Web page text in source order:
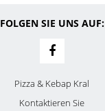
FOLGEN SIE UNS AUF:
Pizza & Kebap Kral
Kontaktieren Sie